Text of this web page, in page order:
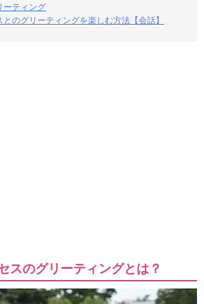
ティング
のグリーティングを楽しむ方法【会話】
スのグリーティングとは？